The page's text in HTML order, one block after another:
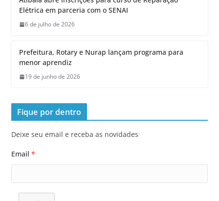
Elétrica em parceria com o SENAI
6 de julho de 2026
Prefeitura, Rotary e Nurap lançam programa para
menor aprendiz
19 de junho de 2026
Fique por dentro
Deixe seu email e receba as novidades
Email *